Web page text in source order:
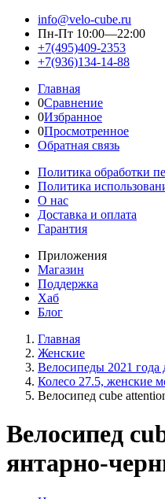
info@velo-cube.ru
Пн-Пт 10:00—22:00
+7(495)409-2353
+7(936)134-14-88
Главная
0Сравнение
0Избранное
0Просмотренное
Обратная связь
Политика обработки
Политика
О нас
Доставка и оплата
Гарантия
Приложения
Магазин
Поддержка
Хаб
Блог
Главная
Женскиe
Велосипеды 2021
Колесо 27.5, женские
Велосипед cube
Велосипед
янтарно-